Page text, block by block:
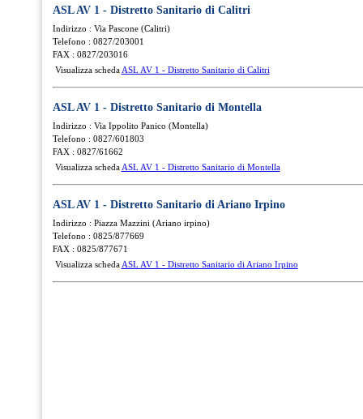
ASL AV 1 - Distretto Sanitario di Calitri
Indirizzo : Via Pascone (Calitri)
Telefono : 0827/203001
FAX : 0827/203016
Visualizza scheda ASL AV 1 - Distretto Sanitario di Calitri
ASL AV 1 - Distretto Sanitario di Montella
Indirizzo : Via Ippolito Panico (Montella)
Telefono : 0827/601803
FAX : 0827/61662
Visualizza scheda ASL AV 1 - Distretto Sanitario di Montella
ASL AV 1 - Distretto Sanitario di Ariano Irpino
Indirizzo : Piazza Mazzini (Ariano irpino)
Telefono : 0825/877669
FAX : 0825/877671
Visualizza scheda ASL AV 1 - Distretto Sanitario di Ariano Irpino